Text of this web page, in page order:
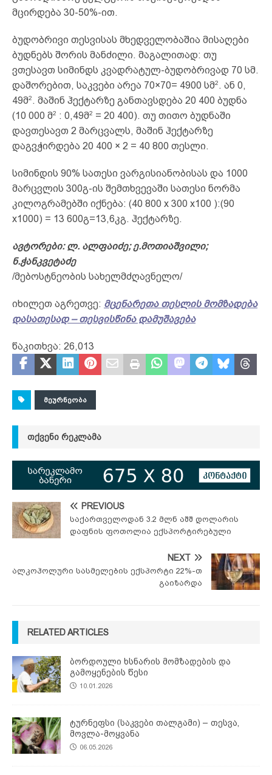
მცირდება 30-50%-ით.
ბუდობრივი თესვისას მხედველობაშია მისაღები
ბუდნებს შორის მანძილი. მაგალითად: თუ
ვთესავთ სიმინდს კვადრატულ-ბუდობრივად 70 სმ.
დაშორებით, საკვები არეა 70×70= 4900 სმ2 . ან 0,
49მ2 . მაშინ ჰექტარზე განთავსდება 20 400 ბუდნა
(10 000 მ2 : 0,49მ2 = 20 400). თუ თითო ბუდნაში
დავთესავთ 2 მარცვალს, მაშინ ჰექტარზე
დაგვჭირდება 20 400 × 2 = 40 800 თესლი.
სიმინდის 90% სათესი ვარგისიანობისას და 1000
მარცვლის 300გ-ის შემთხვევაში სათესი ნორმა
კილოგრამებში იქნება: (40 800 х 300 х100 ):(90
х1000) = 13 600გ=13,6კგ. ჰექტარზე.
ავტორები: ლ. ალფაიძე; ე.მოთიაშვილი;
ნ.ჭანკვეტაძე
/მებოსტნეობის სახელმძღავნელო/
იხილეთ აგრეთვე: მცენარეთა თესლის მომზადება
დასათესად – თესვისწინა დამუშავება
წაკითხვა: 26,013
ᲛᲔᲣᲠᲜᲔᲝᲑᲐ
ᲗᲥᲕᲔᲜᲘ ᲠᲔᲙᲚᲐᲛᲐ
PREVIOUS
საქართველოდან 3.2 მლნ აშშ დოლარის
დაფნის ფოთოლია ექსპორტირებული
NEXT
ალკოჰოლური სასმელების ექსპორტი 22%-თ
გაიზარდა
RELATED ARTICLES
ბორდოული ხსნარის მომზადების და
გამოყენების წესი
10.01.2026
ტურნეფსი (საკვები თალგამი) – თესვა,
მოვლა-მოყვანა
06.05.2026